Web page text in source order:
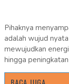
Pihaknya
adalah wujud
mewujudkan
hingga